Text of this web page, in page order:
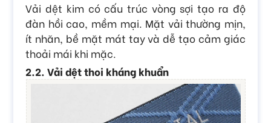
Vải dệt kim có cấu trúc vòng sợi tạo ra độ
đàn hồi cao, mềm mại. Mặt vải thường mịn,
ít nhăn, bề mặt mát tay và dễ tạo cảm giác
thoải mái khi mặc.
2.2. Vải dệt thoi kháng khuẩn